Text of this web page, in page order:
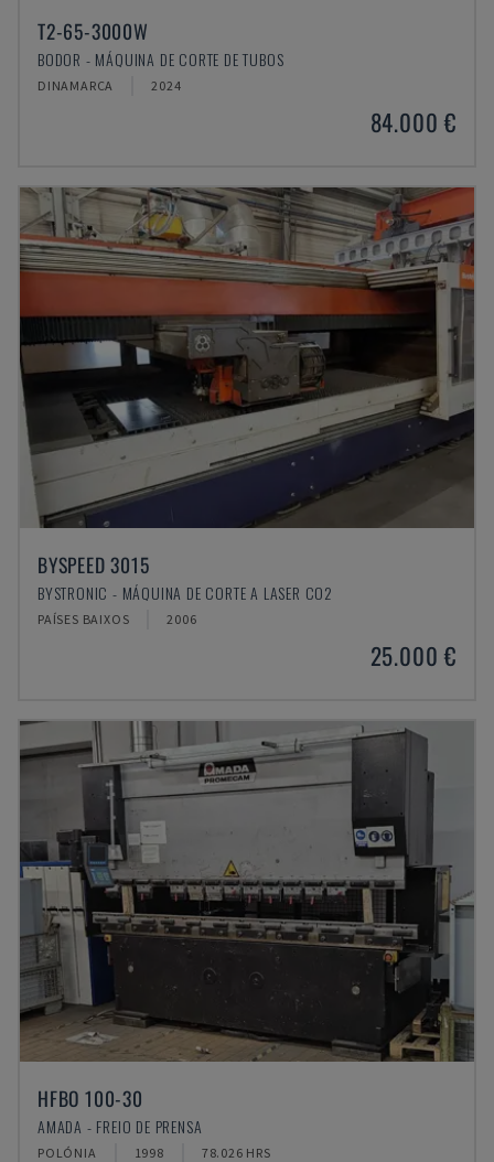
T2-65-3000W
BODOR - MÁQUINA DE CORTE DE TUBOS
DINAMARCA 2024
84.000 €
BYSPEED 3015
BYSTRONIC - MÁQUINA DE CORTE A LASER CO2
PAÍSES BAIXOS 2006
25.000 €
HFBO 100-30
AMADA - FREIO DE PRENSA
POLÓNIA 1998 78.026 HRS